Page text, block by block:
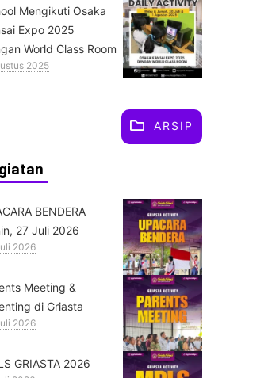
Mengikuti Osaka
Expo 2025
World Class Room
2025
ARSIP
BENDERA
27 Juli 2026
2026
Meeting &
di Griasta
2026
GRIASTA 2026